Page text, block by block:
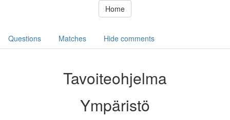
Home
Questions Matches Hide comments
Tavoiteohjelma
Ympäristö